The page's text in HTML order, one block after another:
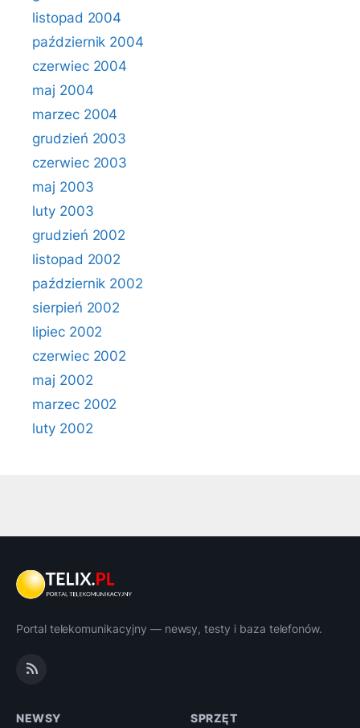
listopad 2004
październik 2004
czerwiec 2004
maj 2004
marzec 2004
grudzień 2003
czerwiec 2003
maj 2003
luty 2003
grudzień 2002
listopad 2002
październik 2002
sierpień 2002
lipiec 2002
czerwiec 2002
maj 2002
marzec 2002
luty 2002
Portal telekomunikacyjny — newsy, testy i baza telefonów.
NEWSY SPRZĘT